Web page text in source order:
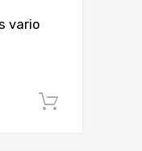
vario